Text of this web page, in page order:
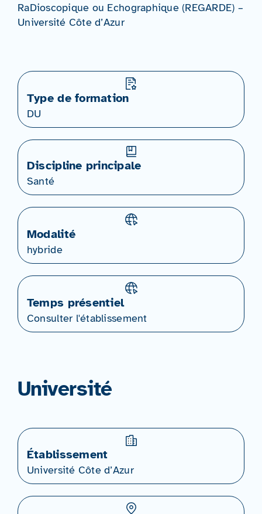
RaDioscopique ou Echographique (REGARDE) –
Université Côte d’Azur
Type de formation
DU
Discipline principale
Santé
Modalité
hybride
Temps présentiel
Consulter l'établissement
Université
Établissement
Université Côte d’Azur